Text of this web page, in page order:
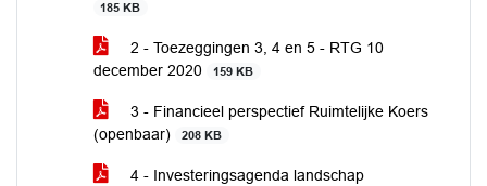
185 KB
2 - Toezeggingen 3, 4 en 5 - RTG 10
december 2020
159 KB
3 - Financieel perspectief Ruimtelijke Koers
(openbaar)
208 KB
4 - Investeringsagenda landschap